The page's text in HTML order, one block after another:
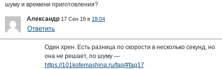
шуму и времени приготовления?
Александр 17 Сен 18 в 18:04
Ответить
Один хрен. Есть разница по скорости в несколько секунд, но
она не решает, по шуму —
https://101kofemashina.ru/faq/#faq17